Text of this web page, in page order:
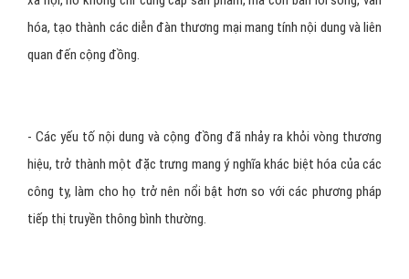
hóa, tạo thành các diễn đàn thương mại mang tính nội dung và liên
quan đến cộng đồng.
- Các yếu tố nội dung và cộng đồng đã nhảy ra khỏi vòng thương
hiệu, trở thành một đặc trưng mang ý nghĩa khác biệt hóa của các
công ty, làm cho họ trở nên nổi bật hơn so với các phương pháp
tiếp thị truyền thông bình thường.